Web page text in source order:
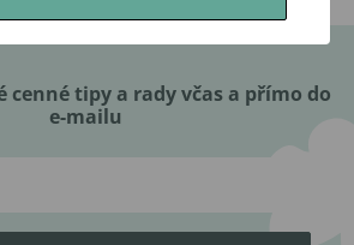
cenné tipy a rady včas a přímo do
e-mailu